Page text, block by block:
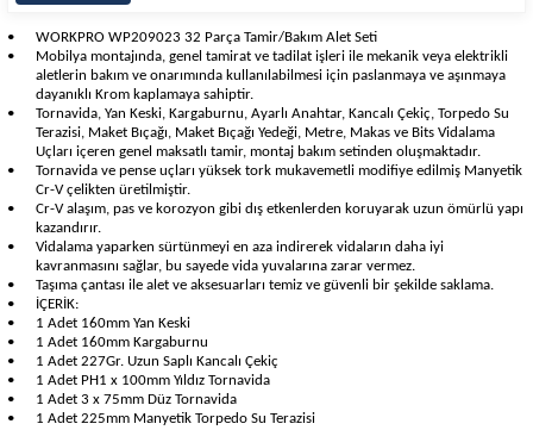
•
WORKPRO WP209023 32 Parça Tamir/Bakım Alet Seti
•
Mobilya montajında, genel tamirat ve tadilat işleri ile mekanik veya elektrikli
aletlerin bakım ve onarımında kullanılabilmesi için paslanmaya ve aşınmaya
dayanıklı Krom kaplamaya sahiptir.
•
Tornavida, Yan Keski, Kargaburnu, Ayarlı Anahtar, Kancalı Çekiç, Torpedo Su
Terazisi, Maket Bıçağı, Maket Bıçağı Yedeği, Metre, Makas ve Bits Vidalama
Uçları içeren genel maksatlı tamir, montaj bakım setinden oluşmaktadır.
•
Tornavida ve pense uçları yüksek tork mukavemetli modifiye edilmiş Manyetik
Cr-V çelikten üretilmiştir.
•
Cr-V alaşım, pas ve korozyon gibi dış etkenlerden koruyarak uzun ömürlü yapı
kazandırır.
•
Vidalama yaparken sürtünmeyi en aza indirerek vidaların daha iyi
kavranmasını sağlar, bu sayede vida yuvalarına zarar vermez.
•
Taşıma çantası ile alet ve aksesuarları temiz ve güvenli bir şekilde saklama.
•
İÇERİK:
•
1 Adet 160mm Yan Keski
•
1 Adet 160mm Kargaburnu
•
1 Adet 227Gr. Uzun Saplı Kancalı Çekiç
•
1 Adet PH1 x 100mm Yıldız Tornavida
•
1 Adet 3 x 75mm Düz Tornavida
•
1 Adet 225mm Manyetik Torpedo Su Terazisi